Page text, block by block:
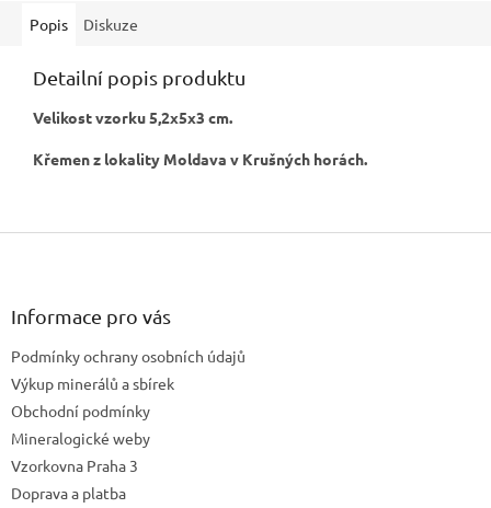
Popis Diskuze
Detailní popis produktu
Velikost vzorku 5,2x5x3 cm.
Křemen z lokality Moldava v Krušných horách.
Z
Informace pro vás
Podmínky ochrany osobních údajů
Výkup minerálů a sbírek
Obchodní podmínky
Mineralogické weby
Vzorkovna Praha 3
Doprava a platba